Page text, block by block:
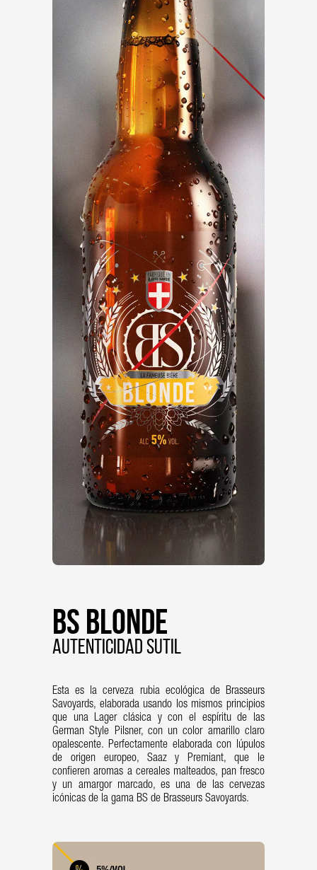
BS Blonde
AUTENTICIDAD SUTIL
Esta es la cerveza rubia ecológica de Brasseurs
Savoyards, elaborada usando los mismos principios
que una Lager clásica y con el espíritu de las
German Style Pilsner, con un color amarillo claro
opalescente. Perfectamente elaborada con lúpulos
de origen europeo, Saaz y Premiant, que le
confieren aromas a cereales malteados, pan fresco
y un amargor marcado, es una de las cervezas
icónicas de la gama BS de Brasseurs Savoyards.